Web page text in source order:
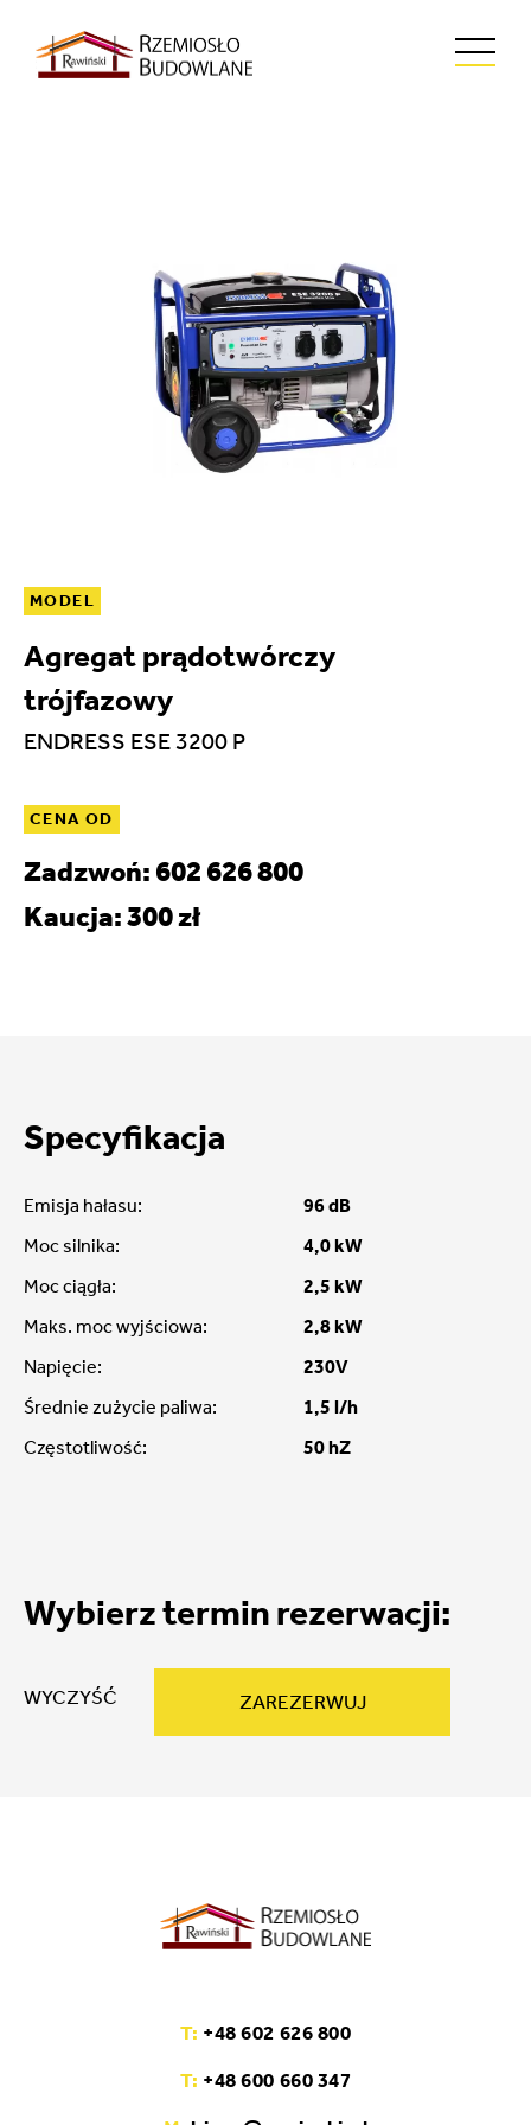
MODEL
Agregat prądotwórczy
trójfazowy
ENDRESS ESE 3200 P
CENA OD
Zadzwoń: 602 626 800
Kaucja: 300 zł
Specyfikacja
Emisja hałasu:
Moc silnika:
Moc ciągła:
Maks. moc wyjściowa:
Napięcie:
Średnie zużycie paliwa:
Częstotliwość:
96 dB
4,0 kW
2,5 kW
2,8 kW
230V
1,5 l/h
50 hZ
Wybierz termin rezerwacji:
WYCZYŚĆ ZAREZERWUJ
T: +48 602 626 800
T: +48 600 660 347